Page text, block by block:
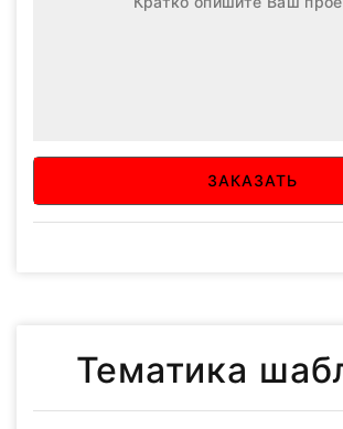
ЗАКАЗАТЬ
Тематика